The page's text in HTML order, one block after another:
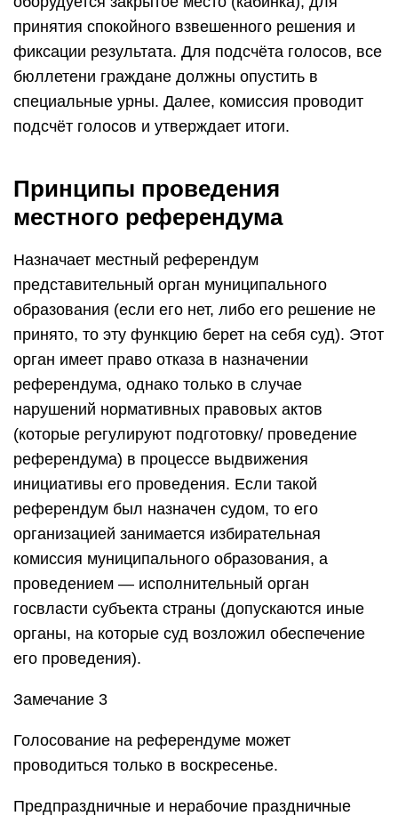
принятия спокойного взвешенного решения и
фиксации результата. Для подсчёта голосов, все
бюллетени граждане должны опустить в
специальные урны. Далее, комиссия проводит
подсчёт голосов и утверждает итоги.
Принципы проведения
местного референдума
Назначает местный референдум
представительный орган муниципального
образования (если его нет, либо его решение не
принято, то эту функцию берет на себя суд). Этот
орган имеет право отказа в назначении
референдума, однако только в случае
нарушений нормативных правовых актов
(которые регулируют подготовку/ проведение
референдума) в процессе выдвижения
инициативы его проведения. Если такой
референдум был назначен судом, то его
организацией занимается избирательная
комиссия муниципального образования, а
проведением — исполнительный орган
госвласти субъекта страны (допускаются иные
органы, на которые суд возложил обеспечение
его проведения).
Замечание 3
Голосование на референдуме может
проводиться только в воскресенье.
Предпраздничные и нерабочие праздничные